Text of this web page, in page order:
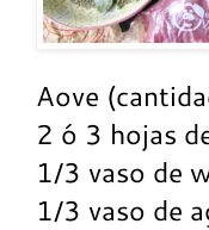
Aove
2 ó 3 hojas
1/3 vaso de
1/3 vaso de